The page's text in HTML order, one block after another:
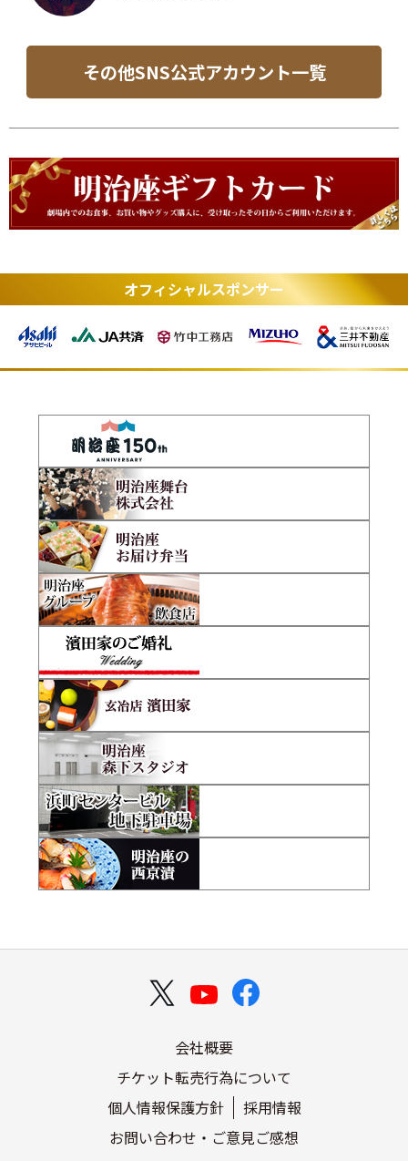
その他SNS公式アカウント一覧
オフィシャルスポンサー
会社概要
チケット転売行為について
個人情報保護方針
採用情報
お問い合わせ・ご意見ご感想